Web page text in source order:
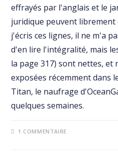
effrayés par l'anglais et le
juridique peuvent librement
j'écris ces lignes, il ne m'a
d'en lire l'intégralité, mais
la page 317) sont nettes, et
exposées récemment dans
Titan, le naufrage
quelques semaines.
1 COMMENTAIRE